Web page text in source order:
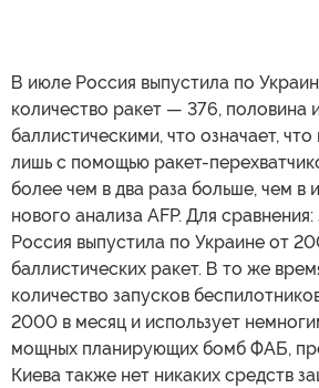
В июле Россия выпустила по
количество ракет — 376, половина
баллистическими, что означает,
лишь с помощью ракет-
более чем в два раза больше, чем в
нового анализа AFP. Для
Россия выпустила по Украине от
баллистических ракет. В то же
количество запусков
2000 в месяц и использует
мощных планирующих бомб ФАБ,
Киева также нет никаких средств